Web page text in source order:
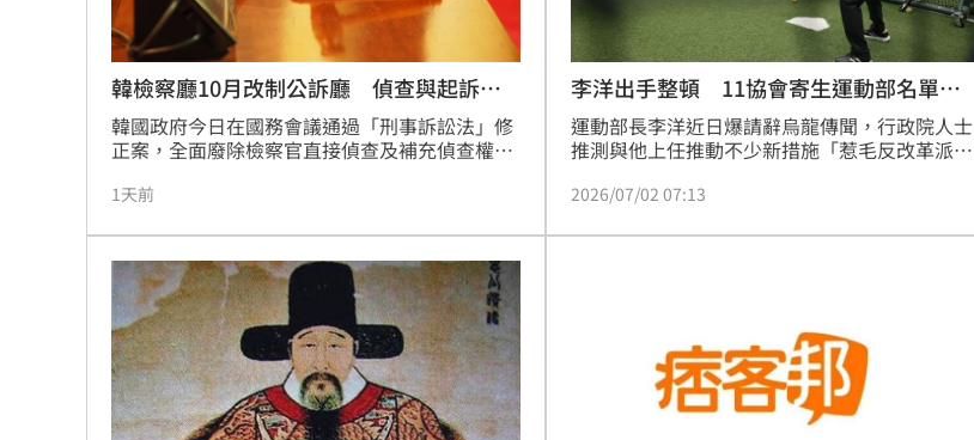
林庭謙正式加盟台新戰神 簽下複數年約 13:21
漢光42／後備動員！同心36號召集令發布了 13:21
盧秀燕甩鍋扯台南 黃偉哲「2問題」打臉 13:16
水中熱舞翻轉爆意外 李雅英當場失控變臉 13:16
Mina輕生後扯出西村力發言風波 粉絲護航 13:14
北市教育局稱廚餘給弱勢！吳思瑤轟：歧視
1鄉鎮發錢了！符資格每人爽領5000元現金
沈伯洋招募「巡洋監兵」 目標千名監票員
韓檢察廳10月改制公訴廳 偵查與起訴分
離
韓國政府今日在國務會議通過「刑事訴訟法」修
正案，全面廢除檢察官直接偵查及補充偵查權，
起改組為專責提起公訴的「公訴廳」，檢察官未
1天前
李洋出手整頓 11協會寄生運動部名單曝
光
運動部長李洋近日爆請辭烏龍傳聞，行政院人士
推測與他上任推動不少新措施「惹毛反改革派」
制度，近日再度出手瞄準運動團體「低價寄生運
明年起，只有「特定運動團體」、即國際體育組
運動部所屬單位進駐
2026/07/02 07:13